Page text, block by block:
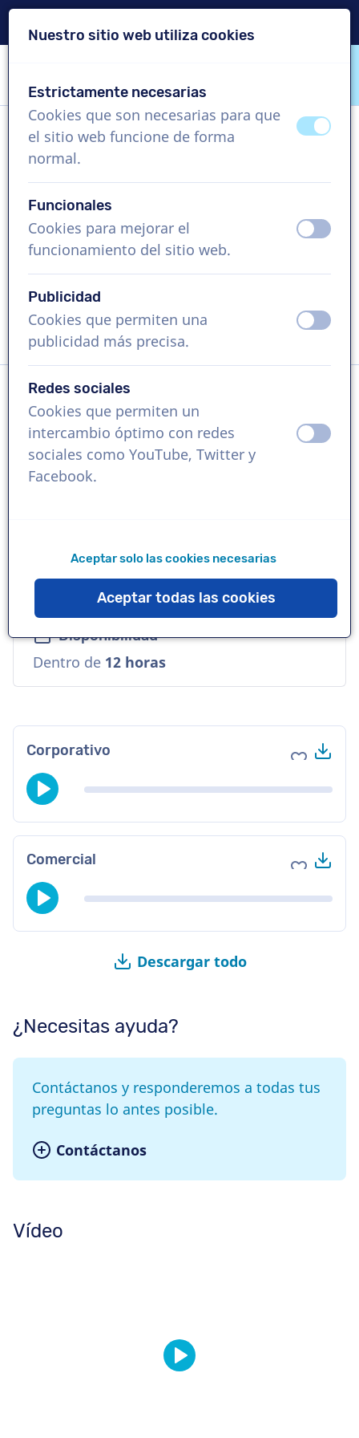
VoiceProductions
Laurens
US$ 274,95
Vídeo corporativo , 1 - 250 palabras
Solicita una demo gratis
Idioma
Flamenco
Referencias
Voz
Joven, Urbana, Cool, Amable
Disponibilidad
Dentro de 12 horas
Corporativo Agregar
Comercial Agregar
Descargar todo
¿Necesitas ayuda?
Contáctanos y responderemos a todas tus
preguntas lo antes posible.
Contáctanos
Vídeo
Nuestro sitio web utiliza cookies
Estrictamente necesarias
Cookies que son necesarias para que
el sitio web funcione de forma
normal.
Funcionales
Cookies para mejorar el
funcionamiento del sitio web.
Publicidad
Cookies que permiten una
publicidad más precisa.
Redes sociales
Cookies que permiten un
intercambio óptimo con redes
sociales como YouTube, Twitter y
Facebook.
Aceptar solo las cookies necesarias
Aceptar todas las cookies